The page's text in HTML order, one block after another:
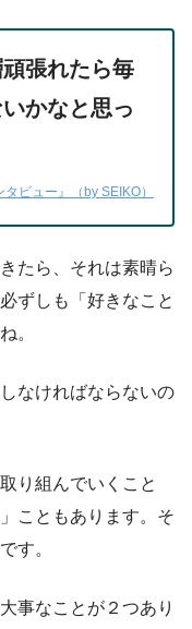
頑張れたら毎
かなと思っ
ビュー』（by SEIKO）
たら、それは素晴ら
ずしも「好きなこと
。
なければならないの
り組んでいくこと
こともあります。そ
です。
事なことが２つあり